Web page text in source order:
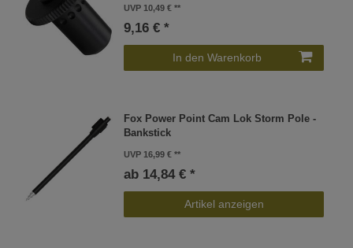
UVP 10,49 €
9,16 € *
In den Warenkorb
Fox Power Point Cam Lok Storm Pole -
Bankstick
UVP 16,99 €
ab 14,84 € *
Artikel anzeigen